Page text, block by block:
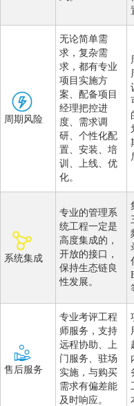
周期风险
无论简单需
求，复杂需
求，都有专业
项目实施方
案、配备项目
经理把控进
度、需求调
研、个性化配
置、安装、培
训、上线、优
化。
系统集成
专业的管理系
统工程一定是
高度集成的，
开放的接口，
保持生态链良
性发展。
售后服务
专业考评工程
师服务，支持
远程协助、上
门服务、驻场
实施，与购买
需求有偏差能
及时响应。